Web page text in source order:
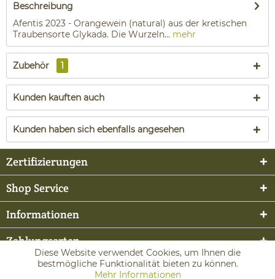
Beschreibung
Afentis 2023 - Orangewein (natural) aus der kretischen
Traubensorte Glykada. Die Wurzeln... mehr
Zubehör 1
Kunden kauften auch
Kunden haben sich ebenfalls angesehen
Zertifizierungen
Shop Service
Informationen
Zahlungsarten
Diese Website verwendet Cookies, um Ihnen die
bestmögliche Funktionalität bieten zu können.
Mehr Informationen